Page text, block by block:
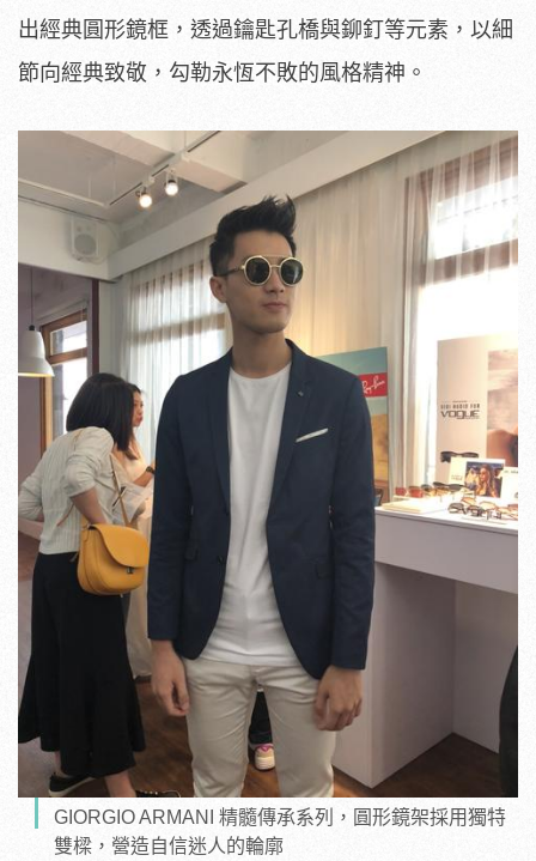
出經典圓形鏡框，透過鑰匙孔橋與鉚釘等元素，以細
節向經典致敬，勾勒永恆不敗的風格精神。
GIORGIO ARMANI 精髓傳承系列，圓形鏡架採用獨特
雙樑，營造自信迷人的輪廓